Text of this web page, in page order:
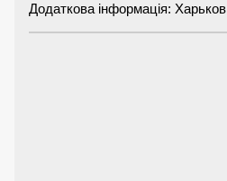
Додаткова інформація: Харьков